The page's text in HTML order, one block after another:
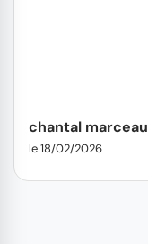
chantal marceau
le 18/02/2026